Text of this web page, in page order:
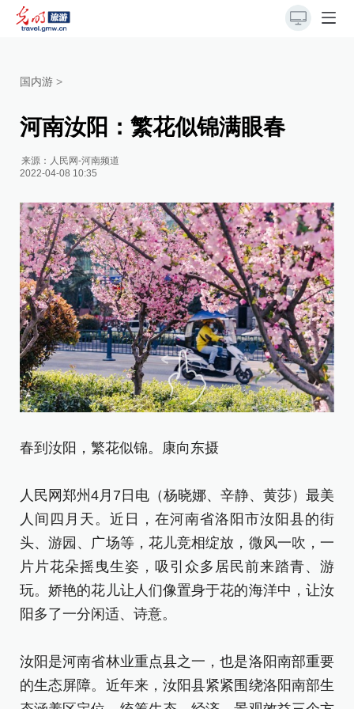
国内游 >
河南汝阳：繁花似锦满眼春
来源： 人民网-河南频道
2022-04-08 10:35
春到汝阳，繁花似锦。康向东摄
人民网郑州4月7日电（杨晓娜、辛静、黄莎）最美
人间四月天。近日，在河南省洛阳市汝阳县的街
头、游园、广场等，花儿竞相绽放，微风一吹，一
片片花朵摇曳生姿，吸引众多居民前来踏青、游
玩。娇艳的花儿让人们像置身于花的海洋中，让汝
阳多了一分闲适、诗意。
汝阳是河南省林业重点县之一，也是洛阳南部重要
的生态屏障。近年来，汝阳县紧紧围绕洛阳南部生